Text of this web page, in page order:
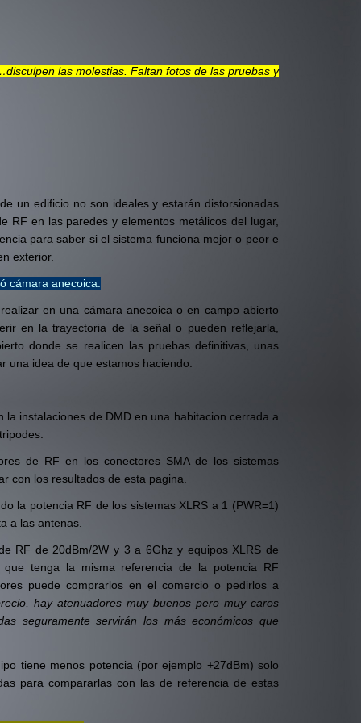
las molestias. Faltan fotos de las pruebas y
un edificio no son ideales y estarán distorsionadas
RF en las paredes y elementos metálicos del lugar,
para saber si el sistema funciona mejor o peor e
exterior.
cámara anecoica:
en una cámara anecoica o en campo abierto
en la trayectoria de la señal o pueden reflejarla,
donde se realicen las pruebas definitivas, unas
una idea de que estamos haciendo.
la instalaciones de DMD en una habitacion cerrada a
de RF en los conectores SMA de los sistemas
con los resultados de esta pagina.
la potencia RF de los sistemas XLRS a 1 (PWR=1)
a las antenas.
RF de 20dBm/2W y 3 a 6Ghz y equipos XLRS de
tenga la misma referencia de la potencia RF
puede comprarlos en el comercio o pedirlos a
hay atenuadores muy buenos pero muy caros
seguramente servirán los más económicos que
tiene menos potencia (por ejemplo +27dBm) solo
para compararlas con las de referencia de estas